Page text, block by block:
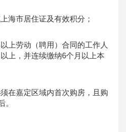
海市居住证及有效积分；
上劳动（聘用）合同的工作人
上，并连续缴纳6个月以上本
在嘉定区域内首次购房，且购
。